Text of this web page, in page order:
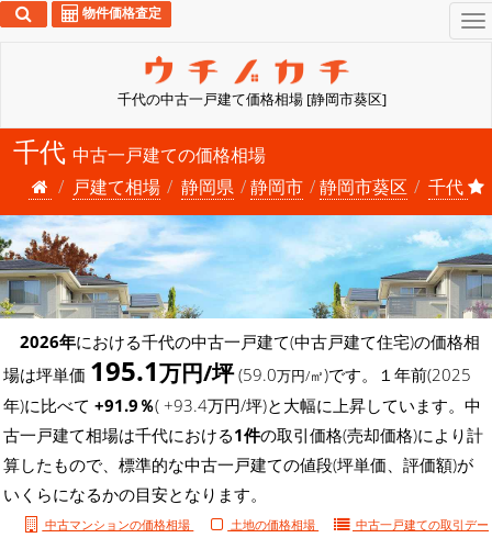
千代の中古一戸建て価格相場 [静岡市葵区]
物件価格査定
千代 中古一戸建ての価格相場
戸建て相場
静岡県 静岡市 静岡市葵区 千代
2026年における千代の中古一戸建て(中古戸建て住宅)の価格相
場は坪単価 195.1万円/坪(59.0万円/㎡)です。１年前(2025
年)に比べて +91.9％( +93.4万円/坪)と大幅に上昇しています。中
古一戸建て相場は千代における1件の取引価格(売却価格)により計
算したもので、標準的な中古一戸建ての値段(坪単価、評価額)が
いくらになるかの目安となります。
中古マンションの価格相場 土地の価格相場 中古一戸建ての取引デー